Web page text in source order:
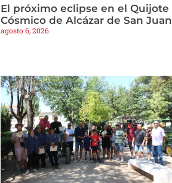
El próximo eclipse en el Quijote
Cósmico de Alcázar de San Juan
agosto 6, 2026